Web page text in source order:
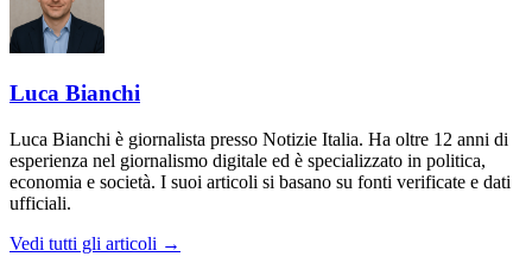
Luca Bianchi
Luca Bianchi è giornalista presso Notizie Italia. Ha oltre 12 anni di
esperienza nel giornalismo digitale ed è specializzato in politica,
economia e società. I suoi articoli si basano su fonti verificate e dati
ufficiali.
Vedi tutti gli articoli →